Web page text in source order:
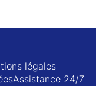
légales
Assistance 24/7